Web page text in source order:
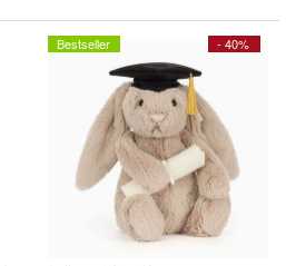
- 40%
Bestseller